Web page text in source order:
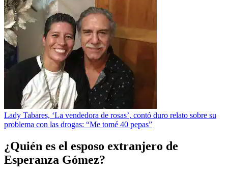
Lady Tabares, ‘La vendedora de rosas’, contó duro relato sobre su
problema con las drogas: “Me tomé 40 pepas”
¿Quién es el esposo extranjero de
Esperanza Gómez?